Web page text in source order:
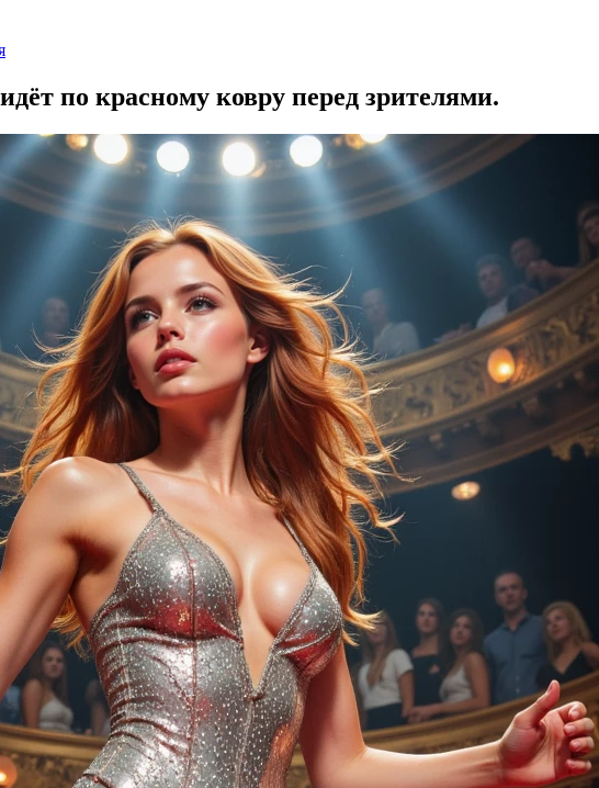
по красному ковру перед зрителями.